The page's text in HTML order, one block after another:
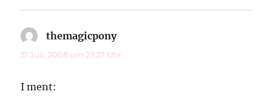
themagicponysagt:
31 Juli, 2008 um 23:27 Uhr
I ment: